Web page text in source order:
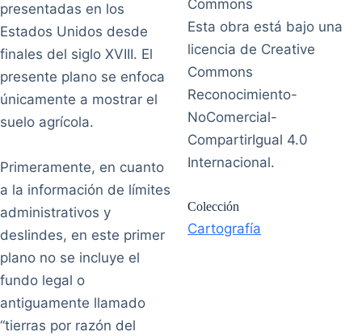
presentadas en los
Estados Unidos desde
finales del siglo XVIII. El
presente plano se enfoca
únicamente a mostrar el
suelo agrícola.
Primeramente, en cuanto
a la información de límites
administrativos y
deslindes, en este primer
plano no se incluye el
fundo legal o
antiguamente llamado
“tierras por razón del
Esta obra está bajo una
licencia de Creative
Commons
Reconocimiento-
NoComercial-
CompartirIgual 4.0
Internacional.
Colección
Cartografía